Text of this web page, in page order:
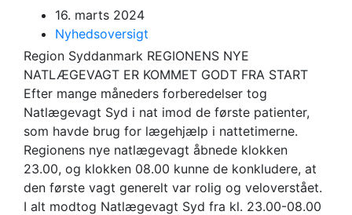
16. marts 2024
Nyhedsoversigt
Region Syddanmark REGIONENS NYE
NATLÆGEVAGT ER KOMMET GODT FRA START
Efter mange måneders forberedelser tog
Natlægevagt Syd i nat imod de første patienter,
som havde brug for lægehjælp i nattetimerne.
Regionens nye natlægevagt åbnede klokken
23.00, og klokken 08.00 kunne de konkludere, at
den første vagt generelt var rolig og veloverstået.
I alt modtog Natlægevagt Syd fra kl. 23.00-08.00